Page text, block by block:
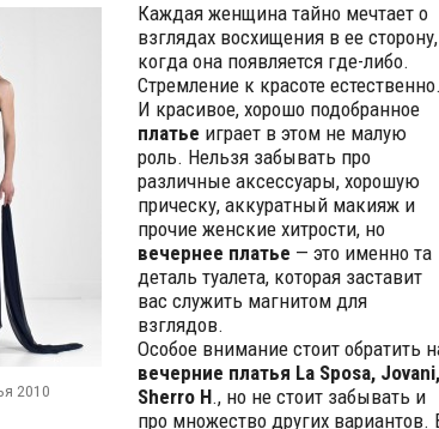
2010
Каждая женщина тайно мечтает о
взглядах восхищения в ее сторону,
когда она появляется где-либо.
Стремление к красоте естественно.
И красивое, хорошо подобранное
платье играет в этом не малую
роль. Нельзя забывать про
различные аксессуары, хорошую
прическу, аккуратный макияж и
прочие женские хитрости, но
вечернее платье — это именно та
деталь туалета, которая заставит
вас служить магнитом для
взглядов.
Особое внимание стоит обратить
вечерние платья La Sposa, Jovani,
Sherro H., но не стоит забывать и
про множество других вариантов.